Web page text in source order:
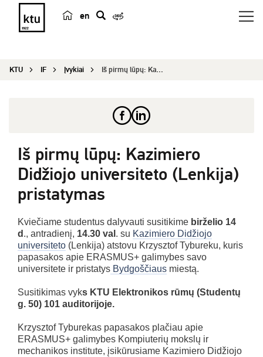
en
e
KTU IF Įvykiai Iš pirmų lūpų: Kazimiero Didžiojo universiteto (...
Iš pirmų lūpų: Kazimiero
Didžiojo universiteto (Lenkija)
pristatymas
Kviečiame studentus dalyvauti susitikime birželio 14
d ., antradienį, 14.30 val . su Kazimiero Didžiojo
universiteto (Lenkija) atstovu Krzysztof Tybureku, kuris
papasakos apie ERASMUS+ galimybes savo
universitete ir pristatys Bydgoščiaus miestą.
Susitikimas vyks KTU Elektronikos rūmų (Studentų
g. 50) 101 auditorijoje.
Krzysztof Tyburekas papasakos plačiau apie
ERASMUS+ galimybes Kompiuterių mokslų ir
mechanikos institute, įsikūrusiame Kazimiero Didžiojo